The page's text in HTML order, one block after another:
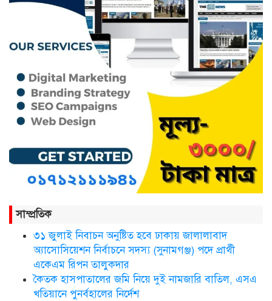
কথাসাহিত্যিক রাবেয়া খাতুন আর নেই
সিলেট ওসমানী আন্তর্জাতিক
বিমানবন্দরে সংবর্ধিত হলেন আওলাদ
আলী রেজা
নতুন জেলা প্রশাসকের যোগদান,
ছাতকে এক শিক্ষিকা ভারতে টাটা
হাসপাতালে ভতি
সাম্প্রতিক
৩১ জুলাই নিবাচন অনু‌ষ্টিত হ‌বে ঢাকায় জালালাবাদ
অ্যাসোসিয়েশন নির্বাচনে সদস্য (সুনামগঞ্জ) পদে প্রার্থী
একেএম রিপন তালুকদার
কৈতক হাসপাতালের জমি নিয়ে দুই নামজারি বাতিল, এসএ
খতিয়ানে পুনর্বহালের নির্দেশ